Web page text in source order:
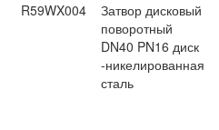
R59WX004
Затвор дисковый
поворотный
DN40 PN16 диск
-никелированная
сталь